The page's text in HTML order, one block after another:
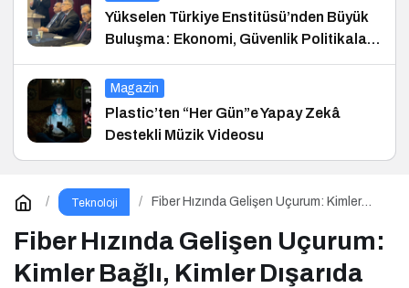
Yükselen Türkiye Enstitüsü’nden Büyük
Buluşma: Ekonomi, Güvenlik Politikaları
ve Hukuk Konferansı
Magazin
Plastic’ten “Her Gün”e Yapay Zekâ
Destekli Müzik Videosu
Teknoloji
Fiber Hızında Gelişen Uçurum: Kimler
Fiber Hızında Gelişen Uçurum:
Kimler Bağlı, Kimler Dışarıda